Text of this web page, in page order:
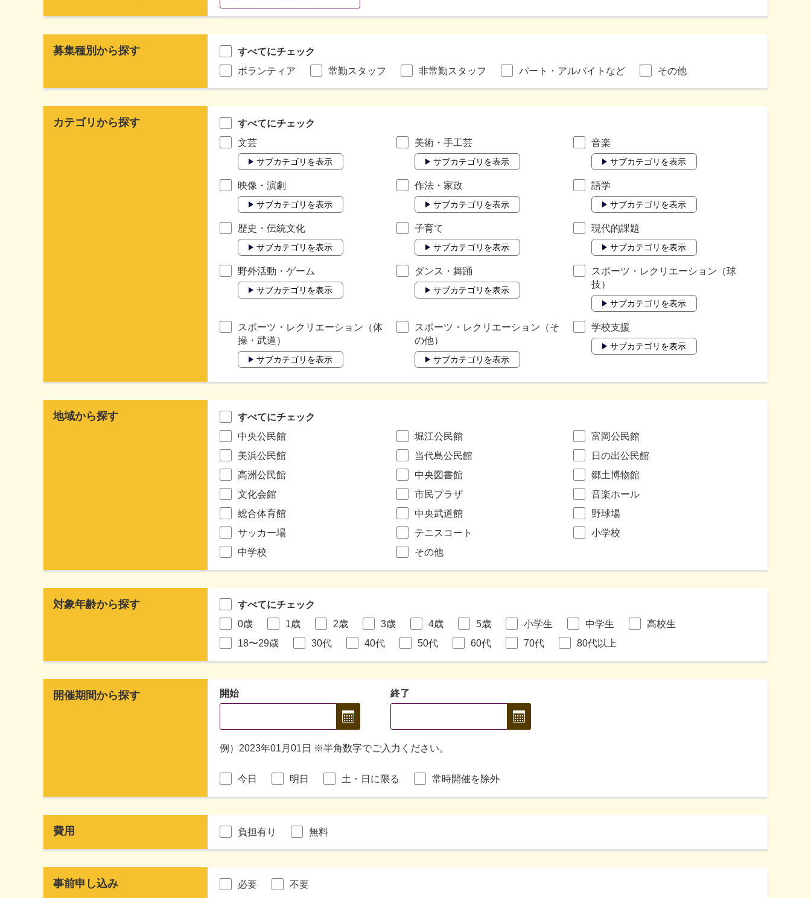
募集種別から探す
すべてにチェック
ボランティア
常勤スタッフ 非常勤スタッフ パート・アルバイトなど その他
カテゴリから探す
すべてにチェック
文芸
サブカテゴリを表示
美術・手工芸
サブカテゴリを表示
音楽
サブカテゴリを表示
映像・演劇
サブカテゴリを表示
作法・家政
サブカテゴリを表示
語学
サブカテゴリを表示
歴史・伝統文化
サブカテゴリを表示
子育て
サブカテゴリを表示
現代的課題
サブカテゴリを表示
野外活動・ゲーム
サブカテゴリを表示
ダンス・舞踊
サブカテゴリを表示
スポーツ・レクリエーション（球
技）
サブカテゴリを表示
スポーツ・レクリエーション（体
操・武道）
サブカテゴリを表示
スポーツ・レクリエーション（そ
の他）
サブカテゴリを表示
学校支援
サブカテゴリを表示
地域から探す
すべてにチェック
中央公民館
堀江公民館
富岡公民館
美浜公民館
当代島公民館
日の出公民館
高洲公民館
中央図書館
郷土博物館
文化会館
市民プラザ
音楽ホール
総合体育館
中央武道館
野球場
サッカー場
テニスコート
小学校
中学校
その他
対象年齢から探す
すべてにチェック
0歳
1歳 2歳 3歳 4歳 5歳 小学生 中学生
高校生
18〜29歳
30代 40代 50代 60代 70代 80代以上
開催期間から探す 開始 終了
例）2023年01月01日 ※半角数字でご入力ください。
今日 明日 土・日に限る 常時開催を除外
費用 負担有り 無料
事前申し込み 必要 不要